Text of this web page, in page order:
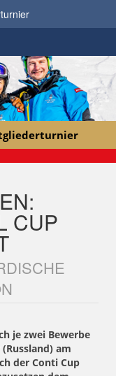
CUP
je zwei Bewerbe
am
der Conti Cup